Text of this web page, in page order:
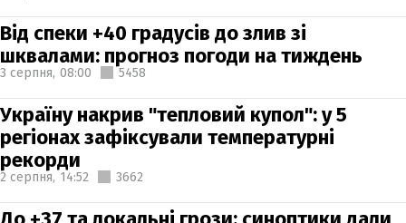
Від спеки +40 градусів до злив зі
шквалами: прогноз погоди на тиждень
3 серпня, 08:00 5458
Україну накрив "тепловий купол": у 5
регіонах зафіксували температурні
рекорди
2 серпня, 14:52 3662